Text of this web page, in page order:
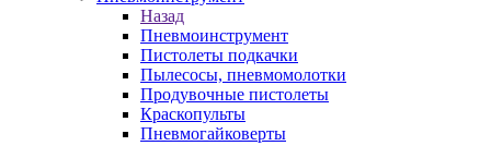
Назад
Пневмоинструмент
Пистолеты подкачки
Пылесосы, пневмомолотки
Продувочные пистолеты
Краскопульты
Пневмогайковерты